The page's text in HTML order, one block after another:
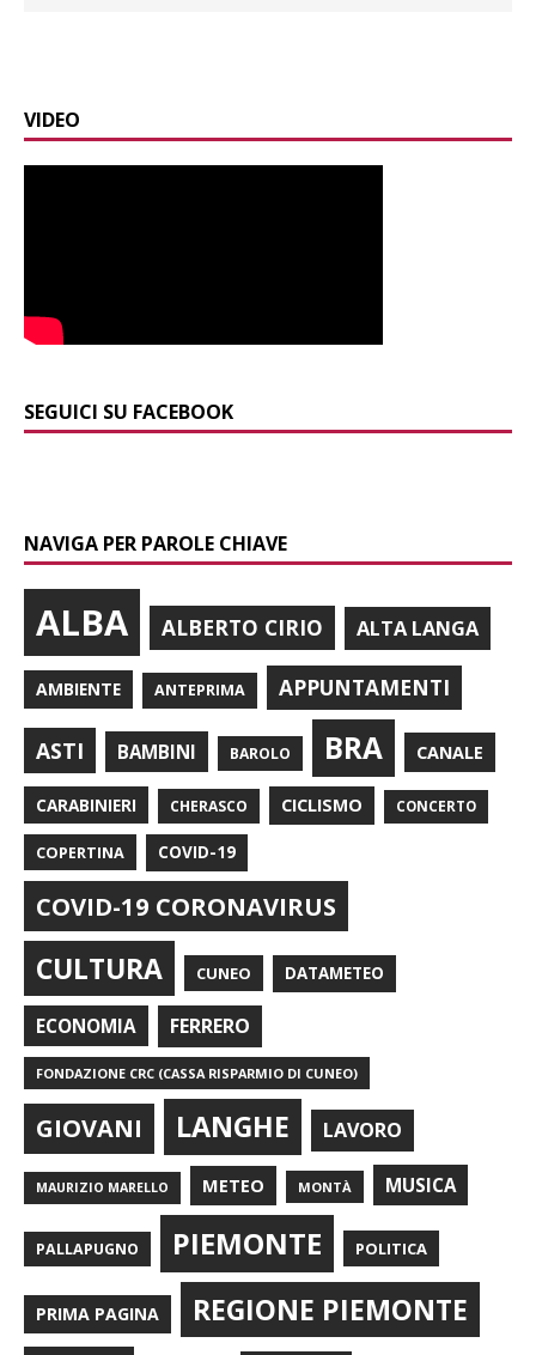
VIDEO
SEGUICI SU FACEBOOK
NAVIGA PER PAROLE CHIAVE
ALBA ALBERTO CIRIO ALTA LANGA
AMBIENTE ANTEPRIMA APPUNTAMENTI
ASTI BAMBINI BAROLO BRA CANALE
CARABINIERI CHERASCO CICLISMO CONCERTO
COPERTINA COVID-19
COVID-19 CORONAVIRUS
CULTURA CUNEO DATAMETEO
ECONOMIA FERRERO
FONDAZIONE CRC (CASSA RISPARMIO DI CUNEO)
GIOVANI LANGHE LAVORO
MAURIZIO MARELLO METEO MONTÀ MUSICA
PALLAPUGNO PIEMONTE POLITICA
PRIMA PAGINA REGIONE PIEMONTE